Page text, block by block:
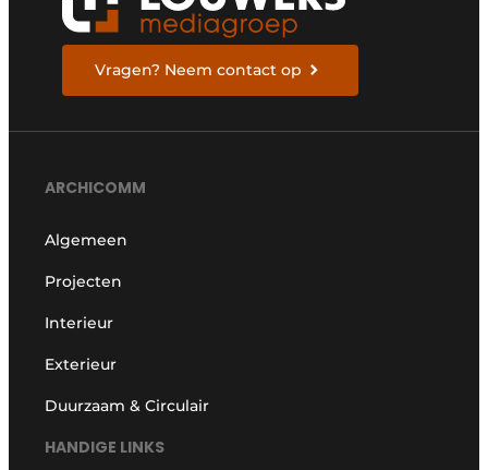
Vragen? Neem contact op
ARCHICOMM
Algemeen
Projecten
Interieur
Exterieur
Duurzaam & Circulair
HANDIGE LINKS